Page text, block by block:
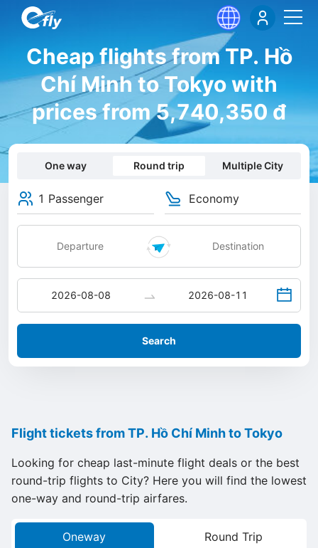
Cheap flights from TP. Hồ
Chí Minh to Tokyo with
prices from 5,740,350 đ
One way Round trip Multiple City
1 Passenger Economy
Search
Flight tickets from TP. Hồ Chí Minh to Tokyo
Looking for cheap last-minute flight deals or the best
round-trip flights to City? Here you will find the lowest
one-way and round-trip airfares.
Oneway Round Trip